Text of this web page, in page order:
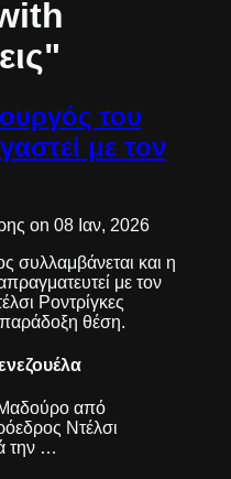
του
με τον
on 08 Ιαν, 2026
συλλαμβάνεται και η
με τον
Ροντρίγκες
παράδοξη θέση.
από
Ντέλσι
την …